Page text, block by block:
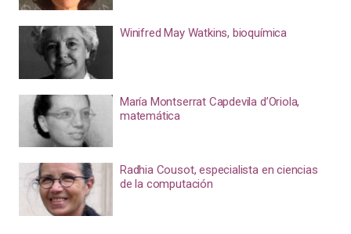
Winifred May Watkins, bioquímica
María Montserrat Capdevila d’Oriola,
matemática
Radhia Cousot, especialista en ciencias
de la computación